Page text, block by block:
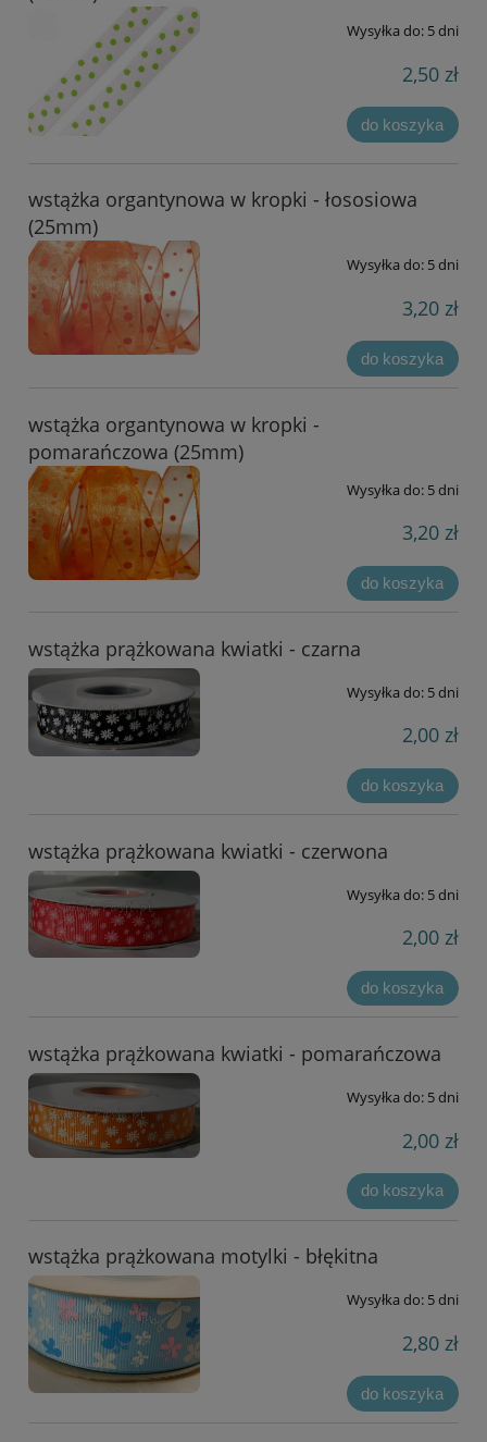
Wysyłka do: 5 dni
2,50 zł
do koszyka
wstążka organtynowa w kropki - łososiowa
(25mm)
Wysyłka do: 5 dni
3,20 zł
do koszyka
wstążka organtynowa w kropki -
pomarańczowa (25mm)
Wysyłka do: 5 dni
3,20 zł
do koszyka
wstążka prążkowana kwiatki - czarna
Wysyłka do: 5 dni
2,00 zł
do koszyka
wstążka prążkowana kwiatki - czerwona
Wysyłka do: 5 dni
2,00 zł
do koszyka
wstążka prążkowana kwiatki - pomarańczowa
Wysyłka do: 5 dni
2,00 zł
do koszyka
wstążka prążkowana motylki - błękitna
Wysyłka do: 5 dni
2,80 zł
do koszyka